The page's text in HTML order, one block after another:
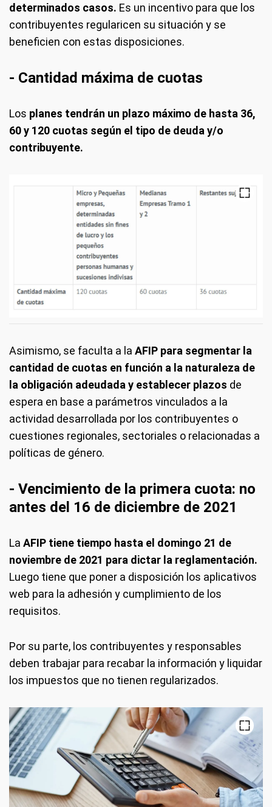
determinados casos. Es un incentivo para que los
contribuyentes regularicen su situación y se
beneficien con estas disposiciones.
- Cantidad máxima de cuotas
Los planes tendrán un plazo máximo de hasta 36,
60 y 120 cuotas según el tipo de deuda y/o
contribuyente.
Asimismo, se faculta a la AFIP para segmentar la
cantidad de cuotas en función a la naturaleza de
la obligación adeudada y establecer plazos de
espera en base a parámetros vinculados a la
actividad desarrollada por los contribuyentes o
cuestiones regionales, sectoriales o relacionadas a
políticas de género.
- Vencimiento de la primera cuota: no
antes del 16 de diciembre de 2021
La AFIP tiene tiempo hasta el domingo 21 de
noviembre de 2021 para dictar la reglamentación.
Luego tiene que poner a disposición los aplicativos
web para la adhesión y cumplimiento de los
requisitos.
Por su parte, los contribuyentes y responsables
deben trabajar para recabar la información y liquidar
los impuestos que no tienen regularizados.